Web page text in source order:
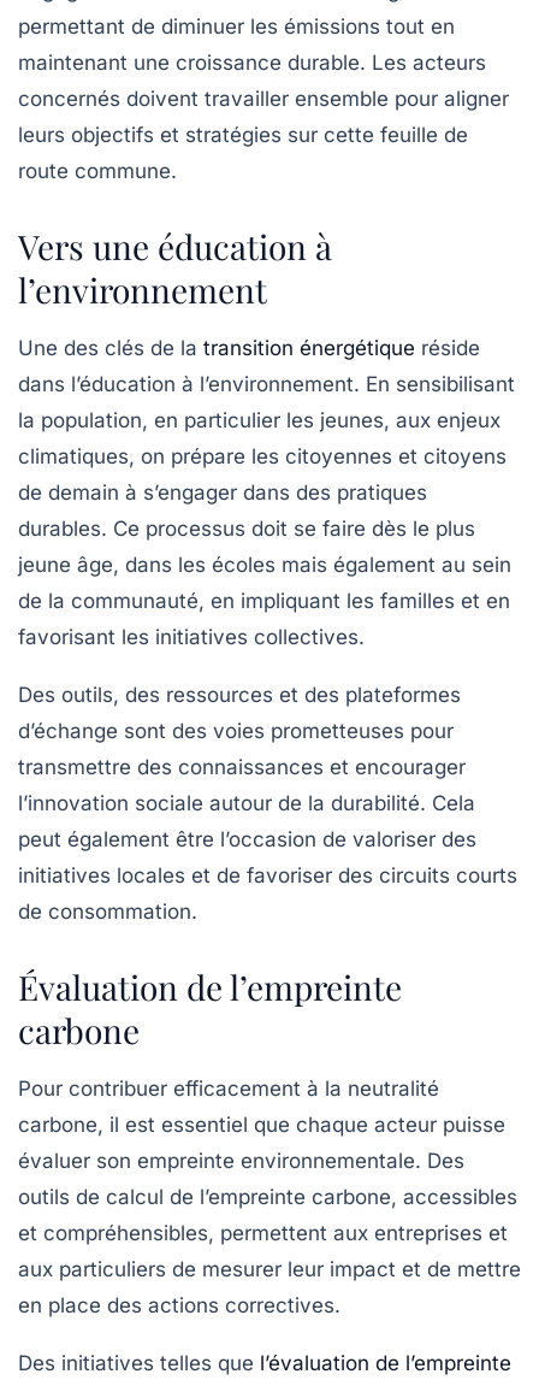
permettant de diminuer les émissions tout en
maintenant une croissance durable. Les acteurs
concernés doivent travailler ensemble pour aligner
leurs objectifs et stratégies sur cette feuille de
route commune.
Vers une éducation à
l’environnement
Une des clés de la transition énergétique réside
dans l’éducation à l’environnement. En sensibilisant
la population, en particulier les jeunes, aux enjeux
climatiques, on prépare les citoyennes et citoyens
de demain à s’engager dans des pratiques
durables. Ce processus doit se faire dès le plus
jeune âge, dans les écoles mais également au sein
de la communauté, en impliquant les familles et en
favorisant les initiatives collectives.
Des outils, des ressources et des plateformes
d’échange sont des voies prometteuses pour
transmettre des connaissances et encourager
l’innovation sociale autour de la durabilité. Cela
peut également être l’occasion de valoriser des
initiatives locales et de favoriser des circuits courts
de consommation.
Évaluation de l’empreinte
carbone
Pour contribuer efficacement à la neutralité
carbone, il est essentiel que chaque acteur puisse
évaluer son empreinte environnementale. Des
outils de calcul de l’empreinte carbone, accessibles
et compréhensibles, permettent aux entreprises et
aux particuliers de mesurer leur impact et de mettre
en place des actions correctives.
Des initiatives telles que l’évaluation de l’empreinte